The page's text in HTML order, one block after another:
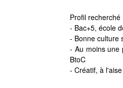
Profil recherché
- Bac+5, école
- Bonne culture
- Au moins une
BtoC
- Créatif, à